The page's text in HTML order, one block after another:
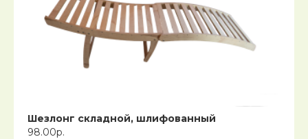
Шезлонг складной, шлифованный
98.00р.